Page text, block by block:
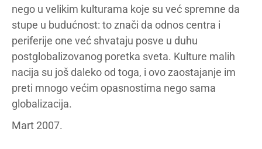
nego u velikim kulturama koje su već spremne da
stupe u budućnost: to znači da odnos centra i
periferije one već shvataju posve u duhu
postglobalizovanog poretka sveta. Kulture malih
nacija su još daleko od toga, i ovo zaostajanje im
preti mnogo većim opasnostima nego sama
globalizacija.
Mart 2007.